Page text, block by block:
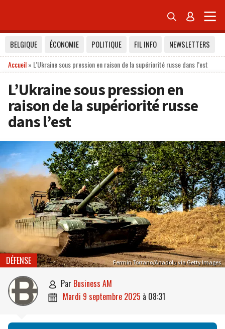
 
BELGIQUE ÉCONOMIE POLITIQUE FIL INFO
NEWSLETTERS
Accueil» L’Ukraine sous pression en raison de la supériorité russe dans l’est
L’Ukraine sous pression en
raison de la supériorité russe
dans l’est
Fermin Torrano/Anadolu via Getty Images
DÉFENSE
 par Business AM
 mardi 9 septembre 2025 à 08:31